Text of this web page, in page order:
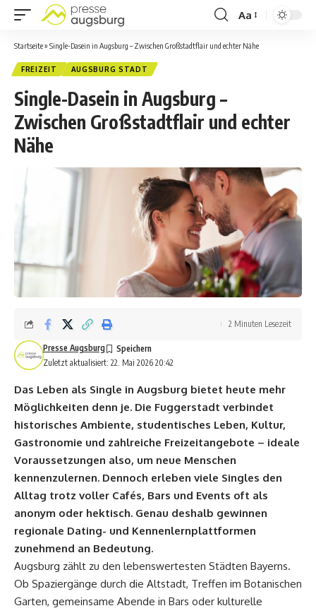
Aa
Startseite» Single-Dasein in Augsburg – Zwischen Großstadtflair und echter Nähe
FREIZEIT AUGSBURG STADT
Single-Dasein in Augsburg –
Zwischen Großstadtflair und echter
Nähe
Zuletzt aktualisiert: 22. Mai 2026 20:42
Presse Augsburg
2 Minuten Lesezeit
Das Leben als Single in Augsburg bietet heute mehr
Möglichkeiten denn je. Die Fuggerstadt verbindet
historisches Ambiente, studentisches Leben, Kultur,
Gastronomie und zahlreiche Freizeitangebote – ideale
Voraussetzungen also, um neue Menschen
kennenzulernen. Dennoch erleben viele Singles den
Alltag trotz voller Cafés, Bars und Events oft als
anonym oder hektisch. Genau deshalb gewinnen
regionale Dating- und Kennenlernplattformen
zunehmend an Bedeutung.
Augsburg zählt zu den lebenswertesten Städten Bayerns.
Ob Spaziergänge durch die Altstadt, Treffen im Botanischen
Garten, gemeinsame Abende in Bars oder kulturelle